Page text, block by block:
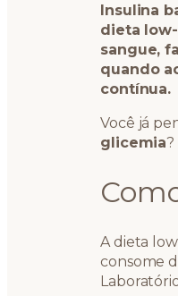
Insulina
dieta
sangue,
quando
contínua.
Você já
glicemia?
A dieta
consome